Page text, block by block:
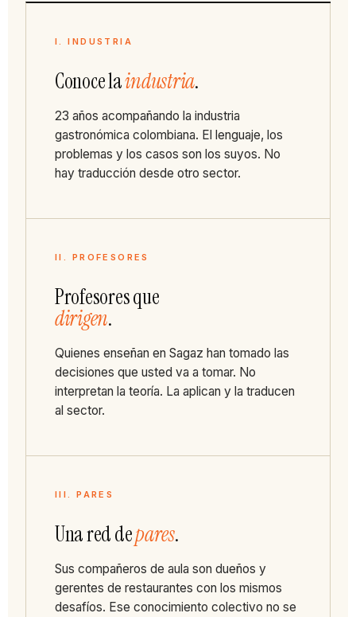
I. INDUSTRIA
Conoce laindustria.
23 años acompañando la industria
gastronómica colombiana. El lenguaje, los
problemas y los casos son los suyos. No
hay traducción desde otro sector.
II. PROFESORES
Profesores que
dirigen.
Quienes enseñan en Sagaz han tomado las
decisiones que usted va a tomar. No
interpretan la teoría. La aplican y la traducen
al sector.
III. PARES
Una red depares.
Sus compañeros de aula son dueños y
gerentes de restaurantes con los mismos
desafíos. Ese conocimiento colectivo no se